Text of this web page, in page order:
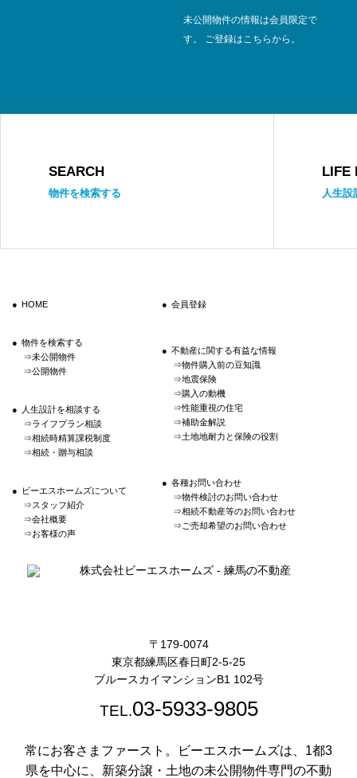
未公開物件の情報は会員限定で
す。 ご登録はこちらから。
SEARCH
物件を検索する
LIFE
人生
HOME
物件を検索する
未公開物件
公開物件
人生設計を相談する
ライフプラン相談
相続時精算課税制度
相続・贈与相談
ビーエスホームズについて
スタッフ紹介
会社概要
お客様の声
会員登録
不動産に関する有益な情報
物件購入前の豆知識
地震保険
購入の動機
性能重視の住宅
補助金解説
土地地耐力と保険の役割
各種お問い合わせ
物件検討のお問い合わせ
相続不動産等のお問い合わせ
ご売却希望のお問い合わせ
〒179-0074
東京都練馬区春日町2-5-25
ブルースカイマンションB1 102号
TEL.03-5933-9805
常にお客さまファースト。ビーエスホームズは、1都3
県を中心に、新築分譲・土地の未公開物件専門の不動